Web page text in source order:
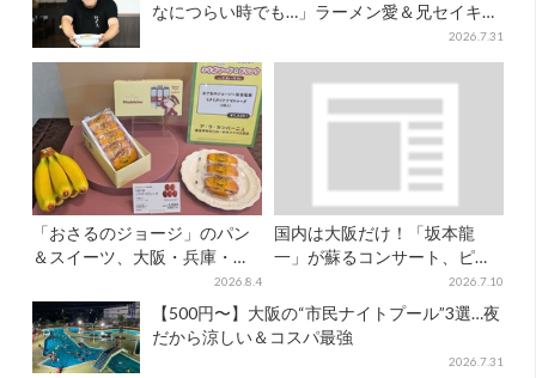
なにつらい時でも…」ラーメン愛＆兄セイキン
2026.7.31
「おさるのジョージ」のパン
＆スイーツ、大阪・兵庫・京
都限定で【きょうから】発売
スタート
2026.8.4
国内は大阪だけ！「坂本龍
一」が蘇るコンサート、ピア
ノを弾く姿を間近で…“涙腺が
崩壊”と絶賛の声
2026.7.10
【500円〜】大阪の“市民ナイトプール”3選…夜
だから涼しい＆コスパ最強
2026.7.31